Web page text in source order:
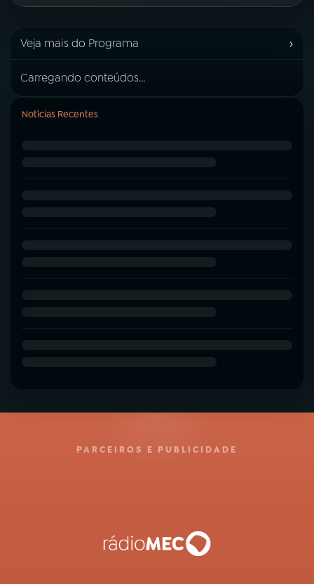
Veja mais do Programa ›
Carregando conteúdos...
Notícias Recentes
PARCEIROS E PUBLICIDADE